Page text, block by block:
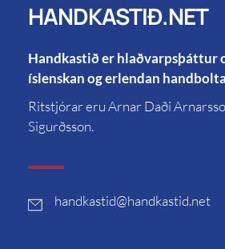
HANDKASTIÐ.NET
Handkastið er hlaðvarpsþáttur
íslenskan og erlendan
Ritstjórar eru Arnar Daði
Sigurðsson.
handkastid@handkastid.net